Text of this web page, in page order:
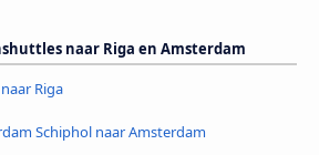
naar Riga en Amsterdam
Riga
Schiphol naar Amsterdam